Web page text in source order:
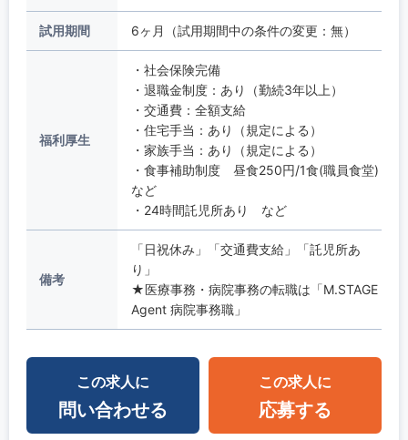
試用期間 6ヶ月（試用期間中の条件の変更：無）
福利厚生
・社会保険完備
・退職金制度：あり（勤続3年以上）
・交通費：全額支給
・住宅手当：あり（規定による）
・家族手当：あり（規定による）
・食事補助制度 昼食250円/1食(職員食堂)
など
・24時間託児所あり など
備考
「日祝休み」「交通費支給」「託児所あ
り」
★医療事務・病院事務の転職は「M.STAGE
Agent 病院事務職」
この求人に
問い合わせる
この求人に
応募する